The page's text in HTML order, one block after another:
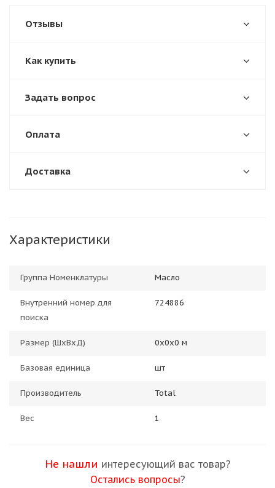
Отзывы
Как купить
Задать вопрос
Оплата
Доставка
Характеристики
Группа Номенклатуры Масло
Внутренний номер для
поиска
724886
Размер (ШхВхД) 0х0х0 м
Базовая единица шт
Производитель Total
Вес 1
Не нашли интересующий вас товар?
Остались вопросы?